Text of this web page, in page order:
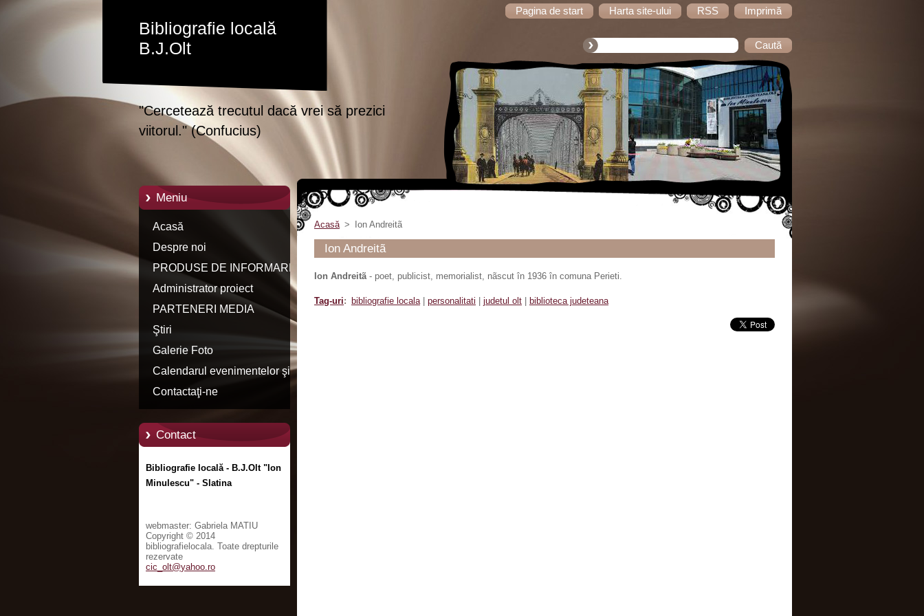
Pagina de start Harta site-ului RSS Imprimă
Bibliografie locală
B.J.Olt
"Cercetează trecutul dacă vrei să prezici
viitorul." (Confucius)
Meniu
Acasă
Despre noi
PRODUSE DE INFORMARE
Administrator proiect
PARTENERI MEDIA
Ştiri
Galerie Foto
Calendarul evenimentelor şi
manifestărilor culturale
Contactaţi-ne
Contact
Bibliografie locală - B.J.Olt "Ion
Minulescu" - Slatina
webmaster: Gabriela MATIU
Copyright © 2014
bibliografielocala. Toate drepturile
rezervate
cic_olt@yahoo.ro
Acasă > Ion Andreitã
Ion Andreitã
Ion Andreitã - poet, publicist, memorialist, nãscut în 1936 în comuna Perieti.
Tag-uri: bibliografie locala personalitati judetul olt biblioteca judeteana